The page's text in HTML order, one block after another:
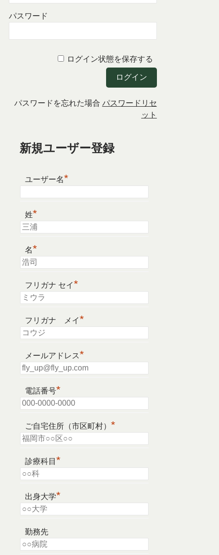
パスワード
ログイン状態を保存する
パスワードを忘れた場合 パスワードリセ
ット
新規ユーザー登録
ユーザー名*
姓*
名*
フリガナ セイ*
フリガナ メイ*
メールアドレス*
電話番号*
ご自宅住所（市区町村）*
診療科目*
出身大学*
勤務先